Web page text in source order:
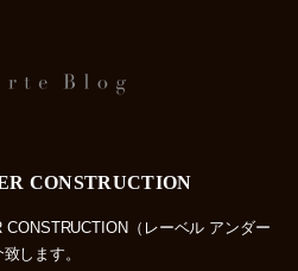
CONSTRUCTION
（レーベル アンダー
します。